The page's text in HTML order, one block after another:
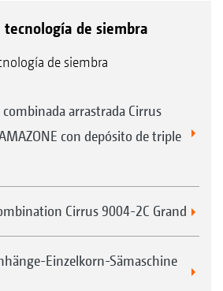
de siembra
de siembra
arrastrada Cirrus
con depósito de triple
Cirrus 9004-2C Grand
Einzelkorn-Sämaschine